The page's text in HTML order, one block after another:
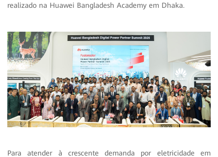
realizado na Huawei Bangladesh Academy em Dhaka.
Para atender à crescente demanda por eletricidade em